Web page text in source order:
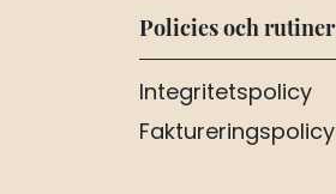
Policies och rutiner
Integritetspolicy
Faktureringspolicy